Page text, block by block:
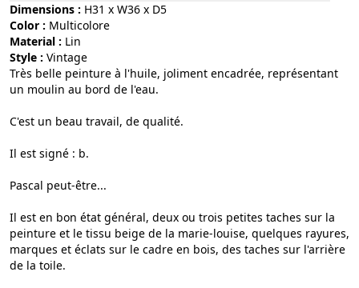
Dimensions : H31 x W36 x D5
Color :
multicolore
Material :
lin
Style :
vintage
Très belle peinture à l'huile, joliment encadrée, représentant
un moulin au bord de l'eau.
C'est un beau travail, de qualité.
Il est signé : b.
Pascal peut-être...
Il est en bon état général, deux ou trois petites taches sur la
peinture et le tissu beige de la marie-louise, quelques rayures,
marques et éclats sur le cadre en bois, des taches sur l'arrière
de la toile.